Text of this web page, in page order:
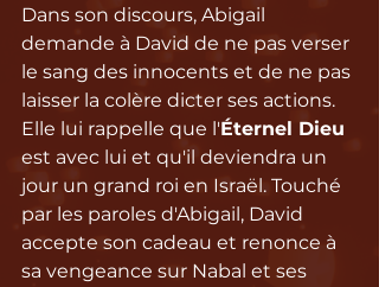
Dans son discours, Abigail
demande à David de ne pas verser
le sang des innocents et de ne pas
laisser la colère dicter ses actions.
Elle lui rappelle que l'Éternel Dieu
est avec lui et qu'il deviendra un
jour un grand roi en Israël. Touché
par les paroles d'Abigail, David
accepte son cadeau et renonce à
sa vengeance sur Nabal et ses